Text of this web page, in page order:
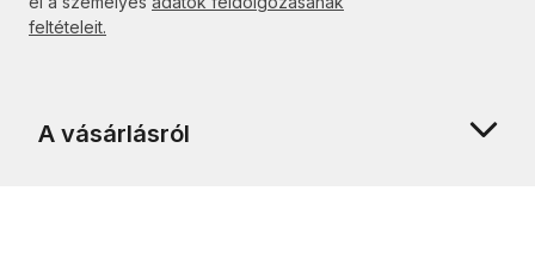
feltételeit.
A vásárlásról